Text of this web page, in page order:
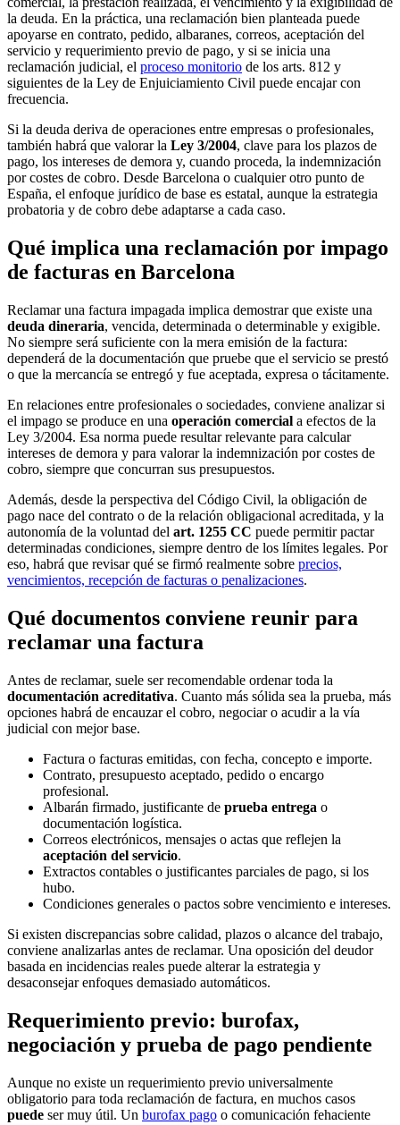
la deuda. En la práctica, una reclamación bien planteada puede
apoyarse en contrato, pedido, albaranes, correos, aceptación del
servicio y requerimiento previo de pago, y si se inicia una
reclamación judicial, el proceso monitorio de los arts. 812 y
siguientes de la Ley de Enjuiciamiento Civil puede encajar con
frecuencia.
Si la deuda deriva de operaciones entre empresas o profesionales,
también habrá que valorar la Ley 3/2004, clave para los plazos de
pago, los intereses de demora y, cuando proceda, la indemnización
por costes de cobro. Desde Barcelona o cualquier otro punto de
España, el enfoque jurídico de base es estatal, aunque la estrategia
probatoria y de cobro debe adaptarse a cada caso.
Qué implica una reclamación por impago
de facturas en Barcelona
Reclamar una factura impagada implica demostrar que existe una
deuda dineraria, vencida, determinada o determinable y exigible.
No siempre será suficiente con la mera emisión de la factura:
dependerá de la documentación que pruebe que el servicio se prestó
o que la mercancía se entregó y fue aceptada, expresa o tácitamente.
En relaciones entre profesionales o sociedades, conviene analizar si
el impago se produce en una operación comercial a efectos de la
Ley 3/2004. Esa norma puede resultar relevante para calcular
intereses de demora y para valorar la indemnización por costes de
cobro, siempre que concurran sus presupuestos.
Además, desde la perspectiva del Código Civil, la obligación de
pago nace del contrato o de la relación obligacional acreditada, y la
autonomía de la voluntad del art. 1255 CC puede permitir pactar
determinadas condiciones, siempre dentro de los límites legales. Por
eso, habrá que revisar qué se firmó realmente sobre precios,
vencimientos, recepción de facturas o penalizaciones.
Qué documentos conviene reunir para
reclamar una factura
Antes de reclamar, suele ser recomendable ordenar toda la
documentación acreditativa. Cuanto más sólida sea la prueba, más
opciones habrá de encauzar el cobro, negociar o acudir a la vía
judicial con mejor base.
Factura o facturas emitidas, con fecha, concepto e importe.
Contrato, presupuesto aceptado, pedido o encargo
profesional.
Albarán firmado, justificante de prueba entrega o
documentación logística.
Correos electrónicos, mensajes o actas que reflejen la
aceptación del servicio.
Extractos contables o justificantes parciales de pago, si los
hubo.
Condiciones generales o pactos sobre vencimiento e intereses.
Si existen discrepancias sobre calidad, plazos o alcance del trabajo,
conviene analizarlas antes de reclamar. Una oposición del deudor
basada en incidencias reales puede alterar la estrategia y
desaconsejar enfoques demasiado automáticos.
Requerimiento previo: burofax,
negociación y prueba de pago pendiente
Aunque no existe un requerimiento previo universalmente
obligatorio para toda reclamación de factura, en muchos casos
puede ser muy útil. Un burofax pago o comunicación fehaciente